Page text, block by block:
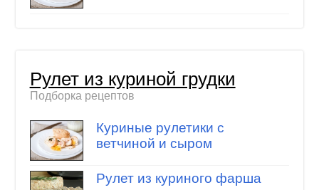
Рулет из куриной грудки
Подборка рецептов
Куриные рулетики с
ветчиной и сыром
Рулет из куриного фарша